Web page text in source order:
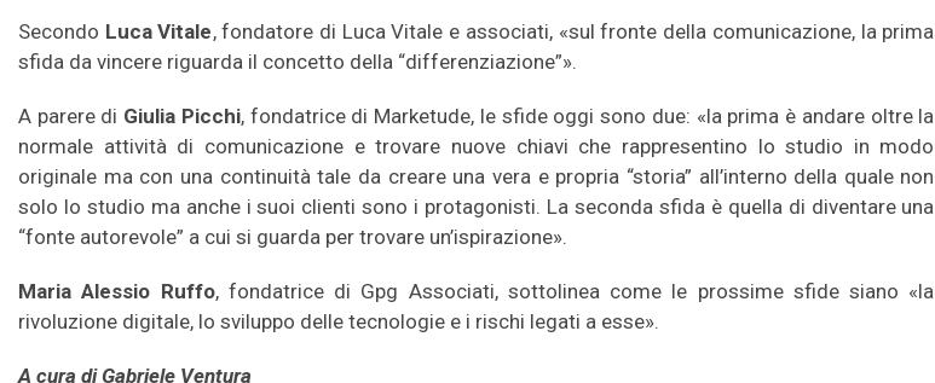
Secondo Luca Vitale, fondatore di Luca Vitale e associati, «sul fronte della comunicazione, la prima
sfida da vincere riguarda il concetto della “differenziazione”».
A parere di Giulia Picchi, fondatrice di Marketude, le sfide oggi sono due: «la prima è andare oltre la
normale attività di comunicazione e trovare nuove chiavi che rappresentino lo studio in modo
originale ma con una continuità tale da creare una vera e propria “storia” all’interno della quale non
solo lo studio ma anche i suoi clienti sono i protagonisti. La seconda sfida è quella di diventare una
“fonte autorevole” a cui si guarda per trovare un’ispirazione».
Maria Alessio Ruffo, fondatrice di Gpg Associati, sottolinea come le prossime sfide siano «la
rivoluzione digitale, lo sviluppo delle tecnologie e i rischi legati a esse».
A cura di Gabriele Ventura